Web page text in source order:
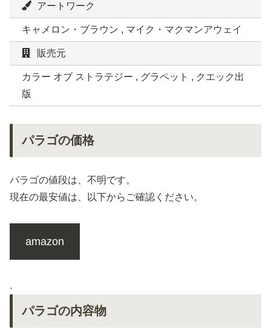
アートワーク
キャメロン・ブラウン , マイク・マクマンアウェイ
販売元
カラー オブ ストラテジー , グラペット , クエック出
版
パラゴの価格
パラゴの値段は、不明です。
現在の最安値は、以下からご確認ください。
amazon
.
パラゴの内容物